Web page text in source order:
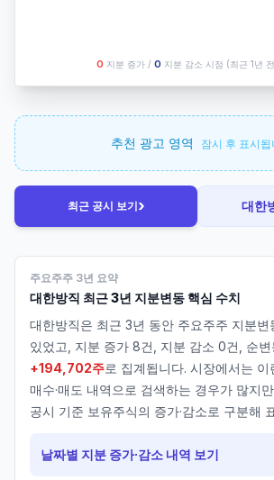
O 지분 증가 / O 지분 감소 시점 (최근 1년
추천 광고 영역 잠시 후 표시됩
최근 공시 보기› 대한
주요주주 3년 요약
대한방직 최근 3년 지분변동 핵심 수치
대한방직은 최근 3년 동안 주요주주 지분변
있었고, 지분 증가 8건, 지분 감소 0건, 순변
+194,702주로 집계됩니다. 시장에서는
매수·매도 내역으로 검색하는 경우가 많지
공시 기준 보유주식의 증가·감소로 구분해
날짜별 지분 증가·감소 내역 보기